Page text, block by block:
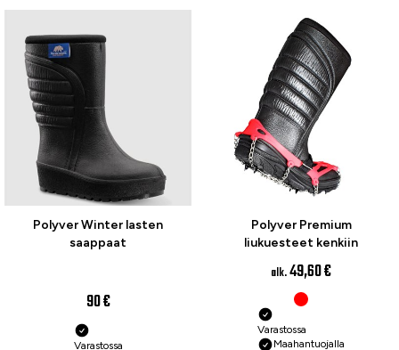
Polyver Winter lasten
saappaat
90 €
Varastossa
Polyver Premium
liukuesteet kenkiin
alk.49,60 €
Varastossa
Maahantuojalla